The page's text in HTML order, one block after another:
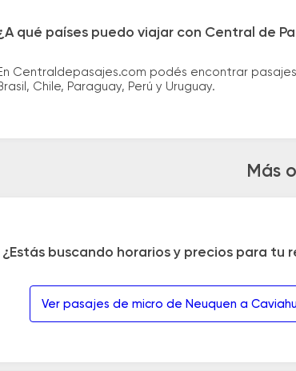
qué países puedo viajar con Central de
Centraldepasajes.com podés encontrar
Chile, Paraguay, Perú y Uruguay.
Más
¿Estás buscando horarios y precios para tu
Ver pasajes de micro de Neuquen a